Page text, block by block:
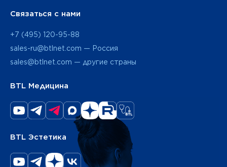
Связаться с нами
+7 (495) 120-95-88
sales-ru@btlnet.com — Россия
sales@btlnet.com — другие страны
BTL Медицина
BTL Эстетика